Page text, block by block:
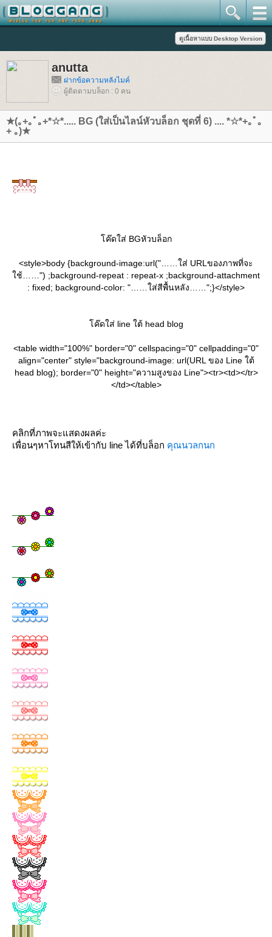
anutta
ฝากข้อความหลังไมค์
ผู้ติดตามบล็อก : 0 คน
★(｡+｡ﾟ｡+*☆*..... BG (ใส่เป็นไลน์หัวบล็อก ชุดที่ 6) .... *☆*+｡ﾟ｡
+ ｡)★
ค๊ดใส่ BGหัวบล็อก
<style>body {background-image:url("……ใส่ URLของภาพที่จะ
ช้……") ;background-repeat : repeat-x ;background-attachment
: fixed; background-color: "……ใส่สีพื้นหลัง……";}</style>
ค๊ดใส่ line ใต้ head blog
<table width="100%" border="0" cellspacing="0" cellpadding="0"
align="center" style="background-image: url(URL ของ Line ใต้
head blog); border="0" height="ความสูงของ Line"><tr><td></tr>
</td></table>
คลิกที่ภาพจะแสดงผลค่ะ
เพื่อนๆหาโทนสีให้เข้ากับ line ได้ที่บล็อก คุณนวลกนก